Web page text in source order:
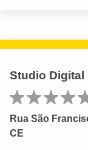
Studio Digital
Rua São
CE